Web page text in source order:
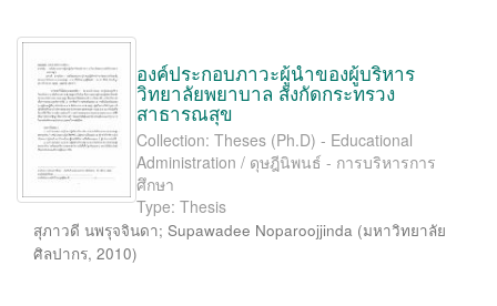
องค์ประกอบภาวะผู้นำของผู้บริหาร
วิทยาลัยพยาบาล สังกัดกระทรวง
สาธารณสุข
Collection: Theses (Ph.D) - Educational
Administration / ดุษฎีนิพนธ์ - การบริหารการ
ศึกษา
Type: Thesis
สุภาวดี นพรุจจินดา; Supawadee Noparoojjinda (มหาวิทยาลัย
ศิลปากร, 2010)